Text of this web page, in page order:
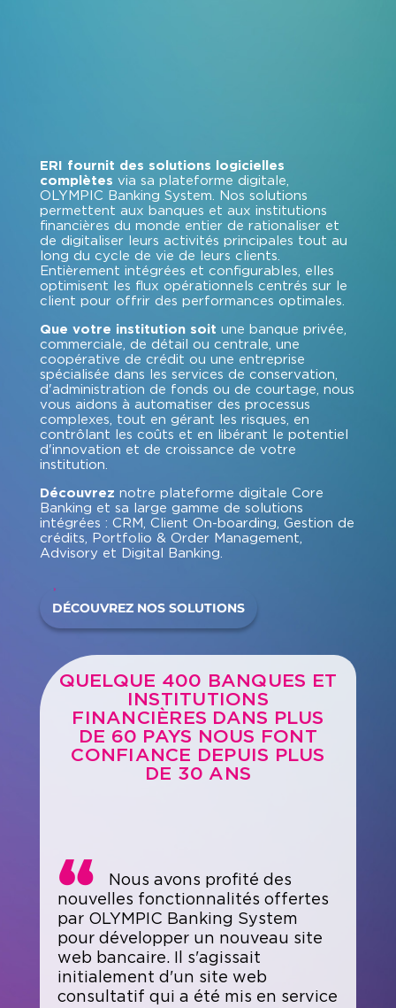
ERI fournit des solutions logicielles
complètes via sa plateforme digitale,
OLYMPIC Banking System. Nos solutions
permettent aux banques et aux institutions
financières du monde entier de rationaliser et
de digitaliser leurs activités principales tout au
long du cycle de vie de leurs clients.
Entièrement intégrées et configurables, elles
optimisent les flux opérationnels centrés sur le
client pour offrir des performances optimales.
Que votre institution soit une banque privée,
commerciale, de détail ou centrale, une
coopérative de crédit ou une entreprise
spécialisée dans les services de conservation,
d'administration de fonds ou de courtage, nous
vous aidons à automatiser des processus
complexes, tout en gérant les risques, en
contrôlant les coûts et en libérant le potentiel
d'innovation et de croissance de votre
institution.
Découvrez notre plateforme digitale Core
Banking et sa large gamme de solutions
intégrées : CRM, Client On-boarding, Gestion de
crédits, Portfolio & Order Management,
Advisory et Digital Banking.
DÉCOUVREZ NOS SOLUTIONS
QUELQUE 400 BANQUES ET
INSTITUTIONS
FINANCIÈRES DANS PLUS
DE 60 PAYS NOUS FONT
CONFIANCE DEPUIS PLUS
DE 30 ANS
Nous avons profité des
nouvelles fonctionnalités offertes
par OLYMPIC Banking System
pour développer un nouveau site
web bancaire. Il s'agissait
initialement d'un site web
consultatif qui a été mis en service